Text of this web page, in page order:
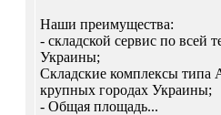
Наши преимущества:
- складской сервис по всей
Украины;
Складские комплексы типа
крупных городах Украины;
- Общая площадь...